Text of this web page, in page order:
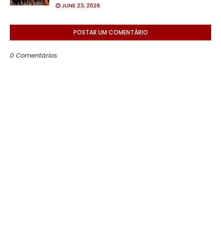
JUNE 23, 2026
POSTAR UM COMENTÁRIO
0 Comentários